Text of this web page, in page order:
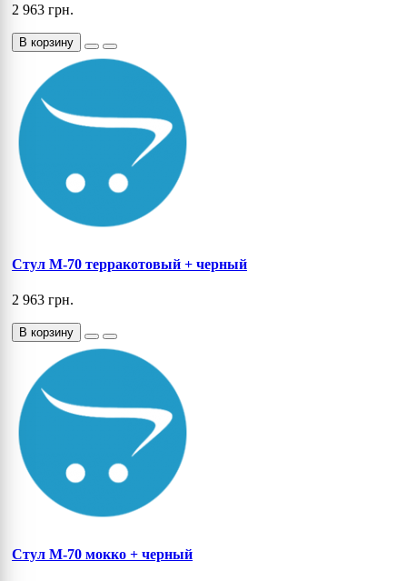
2 963 грн.
В корзину
Cтул M-70 терракотовый + черный
2 963 грн.
В корзину
Cтул M-70 мокко + черный